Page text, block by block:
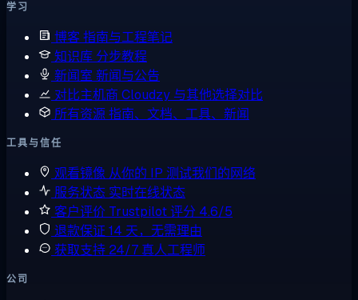
学习
博客指南与工程笔记
知识库 分步教程
新闻室 新闻与公告
对比主机商 Cloudzy 与其他选择对比
所有资源指南、文档、工具、新闻
工具与信任
观看镜像 从你的 IP 测试我们的网络
服务状态 实时在线状态
客户评价 Trustpilot 评分 4.6/5
退款保证 14 天，无需理由
获取支持 24/7 真人工程师
公司